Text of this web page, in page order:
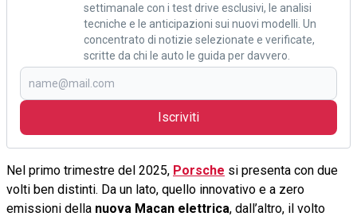
settimanale con i test drive esclusivi, le analisi
tecniche e le anticipazioni sui nuovi modelli. Un
concentrato di notizie selezionate e verificate,
scritte da chi le auto le guida per davvero.
Iscriviti
Nel primo trimestre del 2025, Porsche si presenta con due
volti ben distinti. Da un lato, quello innovativo e a zero
emissioni della nuova Macan elettrica, dall’altro, il volto